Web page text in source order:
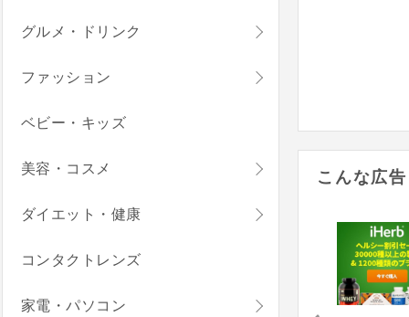
こんな広
グルメ・ドリンク
ファッション
ベビー・キッズ
美容・コスメ
ダイエット・健康
コンタクトレンズ
家電・パソコン